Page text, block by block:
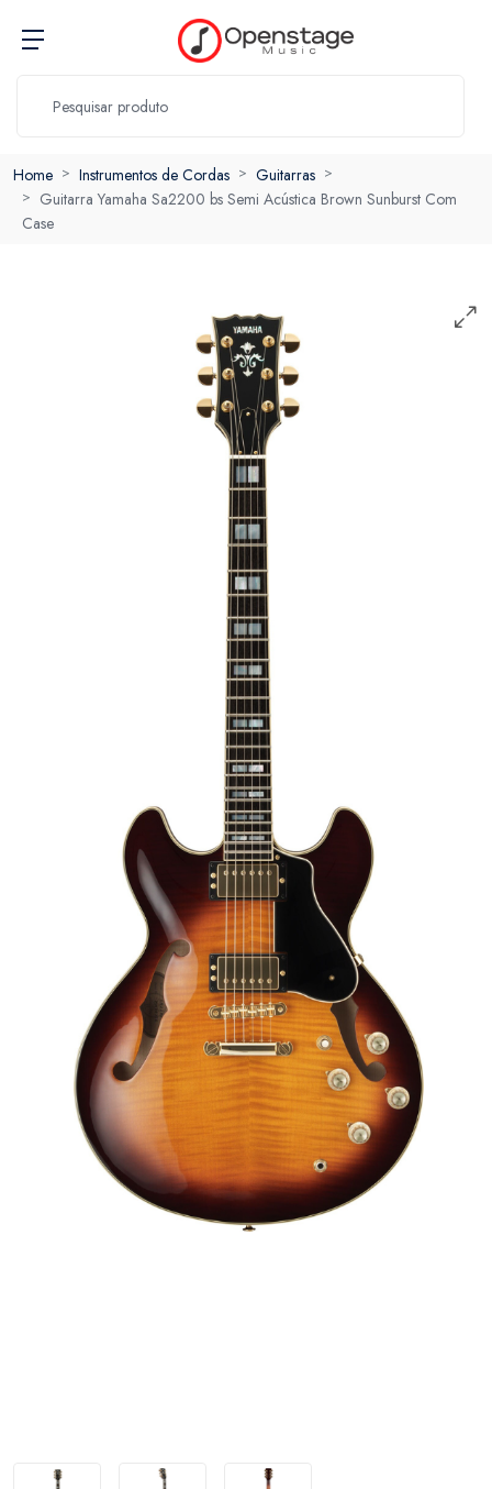
Home Instrumentos de Cordas
Guitarras
Guitarra Yamaha Sa2200 bs Semi Acústica Brown Sunburst Com
Case